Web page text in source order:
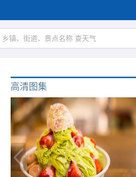
高清图集